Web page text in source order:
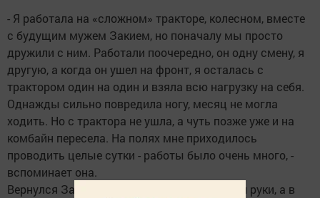
- Я работала на «сложном» тракторе, колесном, вместе
с будущим мужем Закием, но поначалу мы просто
дружили с ним. Работали поочередно, он одну смену, я
другую, а когда он ушел на фронт, я осталась с
трактором один на один и взяла всю нагрузку на себя.
Однажды сильно повредила ногу, месяц не могла
ходить. Но с трактора не ушла, а чуть позже уже и на
комбайн пересела. На полях мне приходилось
проводить целые сутки - работы было очень много, -
вспоминает она.
Вернулся Заки в родную деревню без одной руки, а в